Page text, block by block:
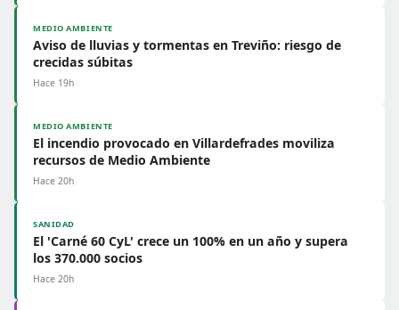
MEDIO AMBIENTE
Aviso de lluvias y tormentas en Treviño: riesgo de
crecidas súbitas
Hace 19h
MEDIO AMBIENTE
El incendio provocado en Villardefrades moviliza
recursos de Medio Ambiente
Hace 20h
SANIDAD
El 'Carné 60 CyL' crece un 100% en un año y supera
los 370.000 socios
Hace 20h